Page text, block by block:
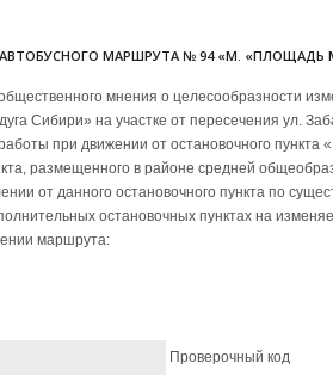
МАРШРУТА № 94 «М. «ПЛОЩАДЬ
мнения о целесообразности
Сибири» на участке от пересечения ул.
при движении от остановочного
размещенного в районе средней
от данного остановочного пункта по
остановочных пунктах на
маршрута:
Проверочный код